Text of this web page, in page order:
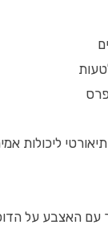
ליכולות
עם האצבע על